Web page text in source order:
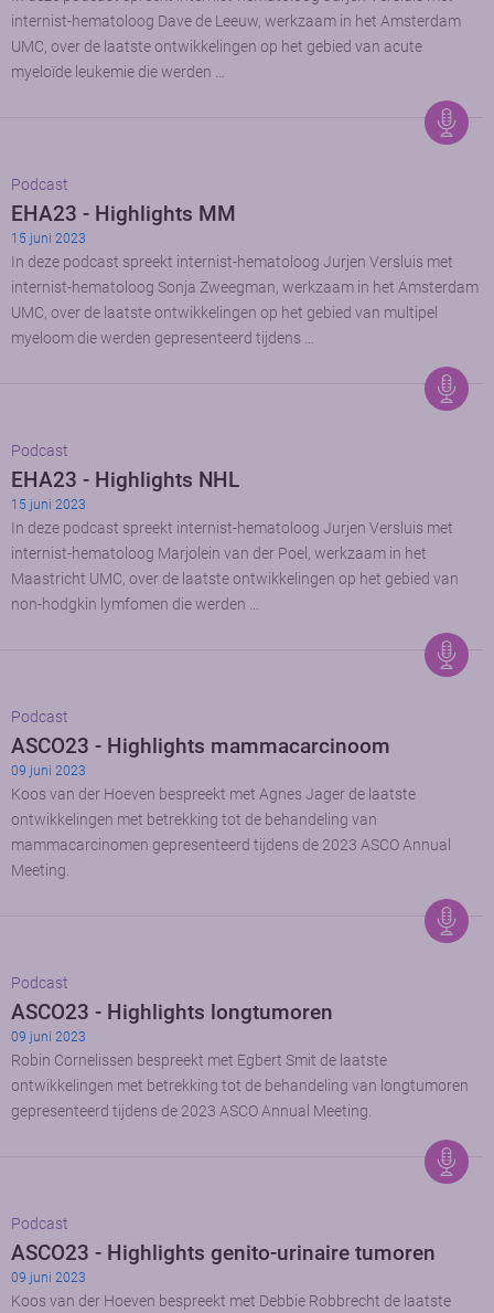
internist-hematoloog Dave de Leeuw, werkzaam in het Amsterdam
UMC, over de laatste ontwikkelingen op het gebied van acute
myeloïde leukemie die werden …
Podcast
EHA23 - Highlights MM
15 juni 2023
In deze podcast spreekt internist-hematoloog Jurjen Versluis met
internist-hematoloog Sonja Zweegman, werkzaam in het Amsterdam
UMC, over de laatste ontwikkelingen op het gebied van multipel
myeloom die werden gepresenteerd tijdens …
Podcast
EHA23 - Highlights NHL
15 juni 2023
In deze podcast spreekt internist-hematoloog Jurjen Versluis met
internist-hematoloog Marjolein van der Poel, werkzaam in het
Maastricht UMC, over de laatste ontwikkelingen op het gebied van
non-hodgkin lymfomen die werden …
Podcast
ASCO23 - Highlights mammacarcinoom
09 juni 2023
Koos van der Hoeven bespreekt met Agnes Jager de laatste
ontwikkelingen met betrekking tot de behandeling van
mammacarcinomen gepresenteerd tijdens de 2023 ASCO Annual
Meeting.
Podcast
ASCO23 - Highlights longtumoren
09 juni 2023
Robin Cornelissen bespreekt met Egbert Smit de laatste
ontwikkelingen met betrekking tot de behandeling van longtumoren
gepresenteerd tijdens de 2023 ASCO Annual Meeting.
Podcast
ASCO23 - Highlights genito-urinaire tumoren
09 juni 2023
Koos van der Hoeven bespreekt met Debbie Robbrecht de laatste